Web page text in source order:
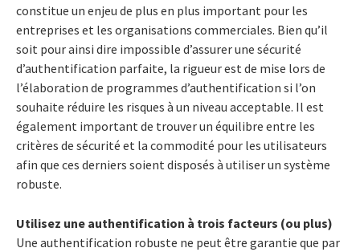
constitue un enjeu de plus en plus important pour les
entreprises et les organisations commerciales. Bien qu’il
soit pour ainsi dire impossible d’assurer une sécurité
d’authentification parfaite, la rigueur est de mise lors de
l’élaboration de programmes d’authentification si l’on
souhaite réduire les risques à un niveau acceptable. Il est
également important de trouver un équilibre entre les
critères de sécurité et la commodité pour les utilisateurs
afin que ces derniers soient disposés à utiliser un système
robuste.
Utilisez une authentification à trois facteurs (ou plus)
Une authentification robuste ne peut être garantie que par